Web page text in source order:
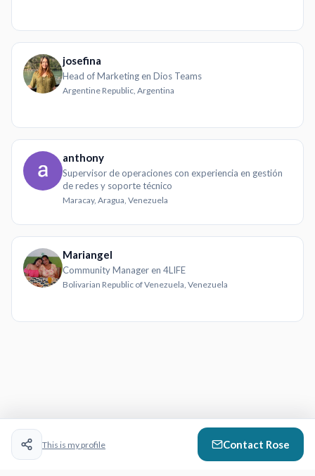
josefina
Head of Marketing en Dios Teams
Argentine Republic, Argentina
anthony
Supervisor de operaciones con experiencia en gestión
de redes y soporte técnico
Maracay, Aragua, Venezuela
Mariangel
Community Manager en 4LIFE
Bolivarian Republic of Venezuela, Venezuela
This is my profile Contact Rose